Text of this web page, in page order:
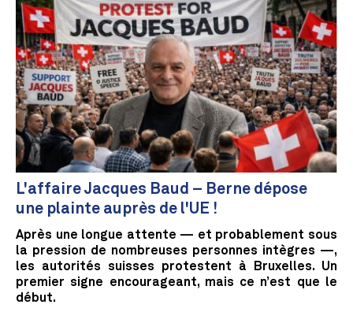
L'affaire Jacques Baud – Berne dépose
une plainte auprès de l'UE !
Après une longue attente — et probablement sous
la pression de nombreuses personnes intègres —,
les autorités suisses protestent à Bruxelles. Un
premier signe encourageant, mais ce n’est que le
début.